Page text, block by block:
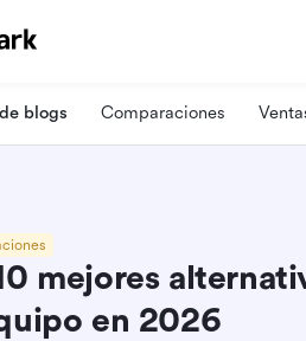
blogs Comparaciones
mejores
en 2026